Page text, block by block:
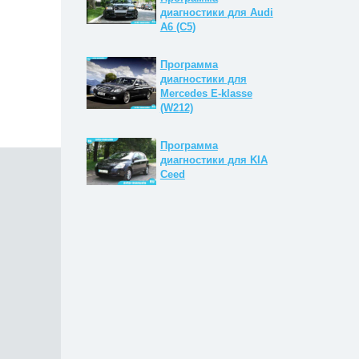
диагностики для Audi
A6 (C5)
Программа
диагностики для
Mercedes E-klasse
(W212)
Программа
диагностики для KIA
Ceed